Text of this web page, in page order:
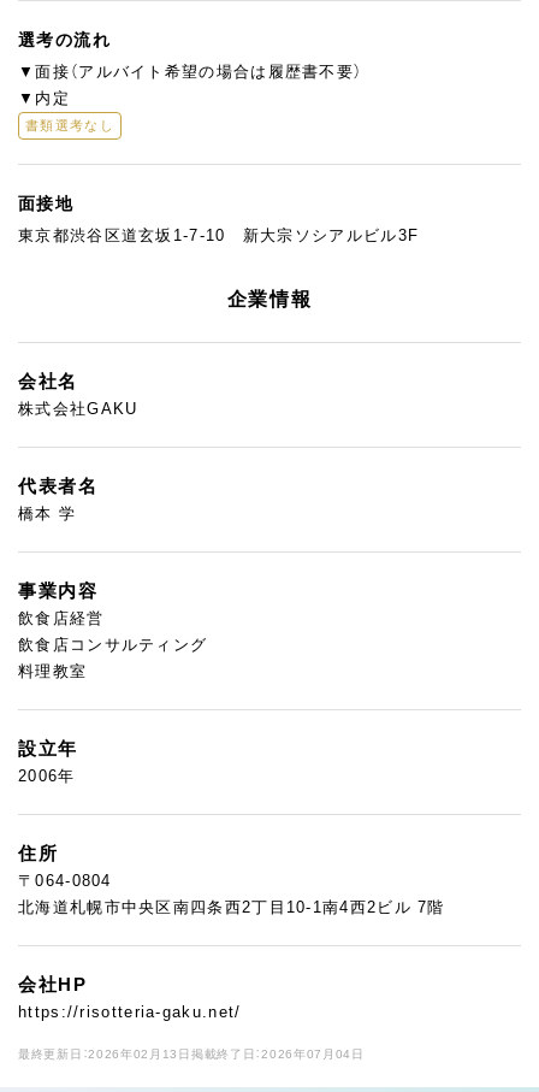
選考の流れ
▼面接（アルバイト希望の場合は履歴書不要）
▼内定
書類選考なし
面接地
東京都渋谷区道玄坂1-7-10 新大宗ソシアルビル3F
企業情報
会社名
株式会社GAKU
代表者名
橋本 学
事業内容
飲食店経営
飲食店コンサルティング
料理教室
設立年
2006年
住所
〒064-0804
北海道札幌市中央区南四条西2丁目10-1南4西2ビル 7階
会社HP
https://risotteria-gaku.net/
最終更新日：2026年02月13日 掲載終了日：2026年07月04日